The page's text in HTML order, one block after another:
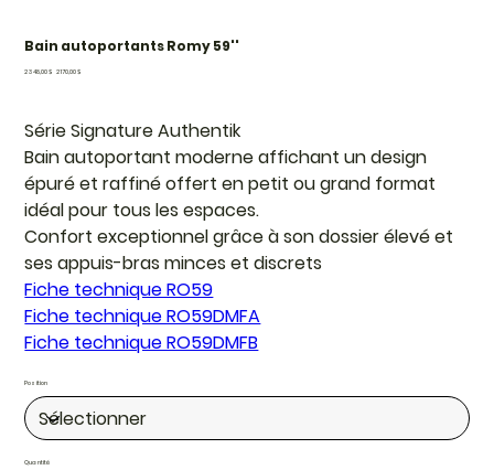
Bain autoportants Romy 59''
Prix
2 348,00 $ Prix
2 170,00 $
Série Signature Authentik
Bain autoportant moderne affichant un design
épuré et raffiné offert en petit ou grand format
idéal pour tous les espaces.
Confort exceptionnel grâce à son dossier élevé et
ses appuis-bras minces et discrets
Fiche technique RO59
Fiche technique RO59DMFA
Fiche technique RO59DMFB
Position
Quantité